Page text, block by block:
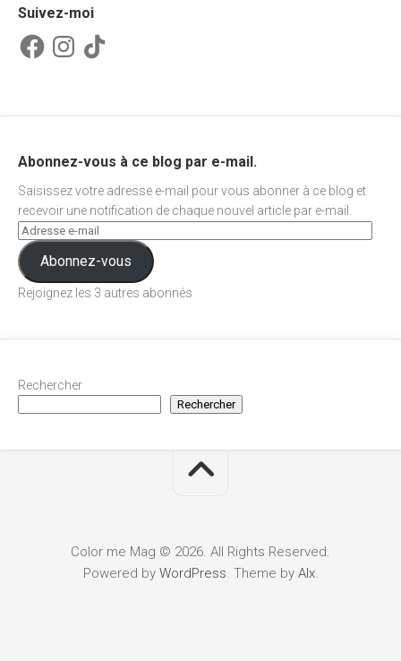
Suivez-moi
FacebookInstagram
TikTok
Abonnez-vous à ce blog par e-mail.
Saisissez votre adresse e-mail pour vous abonner à ce blog et
recevoir une notification de chaque nouvel article par e-mail.
Abonnez-vous
Rejoignez les 3 autres abonnés
Rechercher
Rechercher
Color me Mag © 2026. All Rights Reserved.
Powered by WordPress. Theme by Alx.